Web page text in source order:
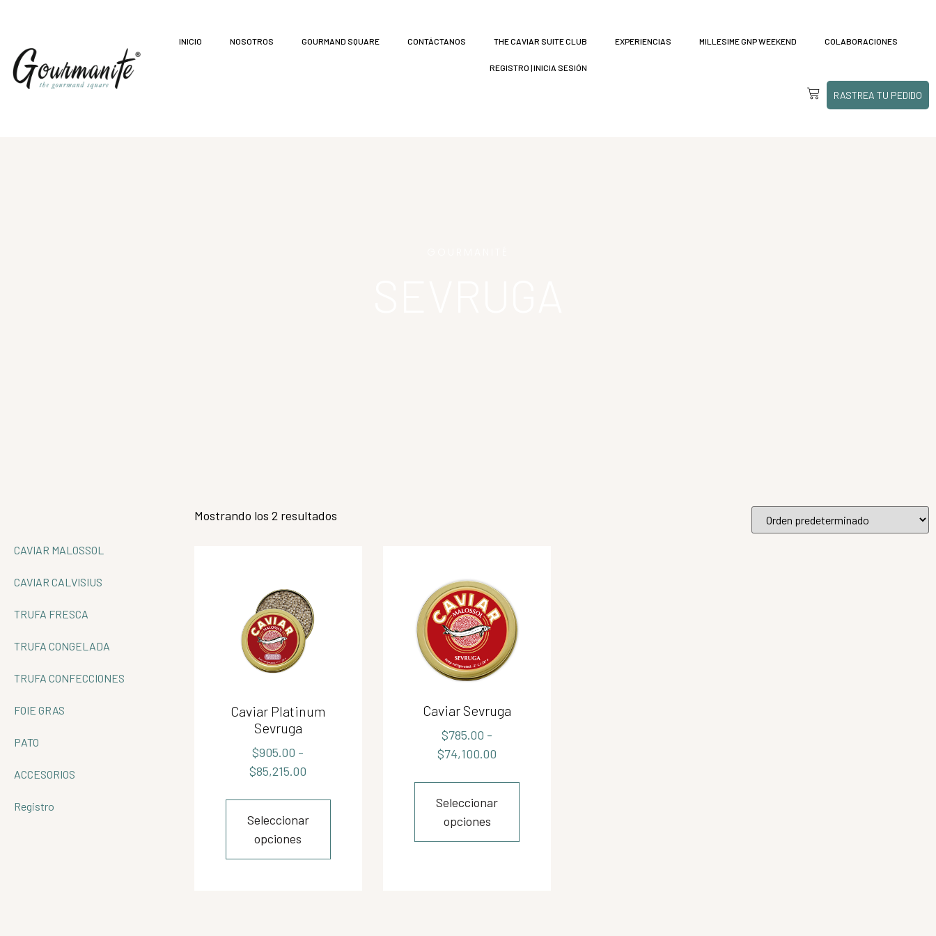
INICIO NOSOTROS GOURMAND SQUARE CONTÁCTANOS THE CAVIAR SUITE CLUB EXPERIENCIAS MILLESIME GNP WEEKEND COLABORACIONES
REGISTRO | INICIA SESIÓN
RASTREA TU PEDIDO
CAVIAR MALOSSOL
CAVIAR CALVISIUS
TRUFA FRESCA
TRUFA CONGELADA
TRUFA CONFECCIONES
FOIE GRAS
PATO
ACCESORIOS
Registro
Mostrando los 2 resultados
Caviar Platinum
Sevruga
$905.00 -
$85,215.00
Seleccionar
opciones
Caviar Sevruga
$785.00 -
$74,100.00
Seleccionar
opciones